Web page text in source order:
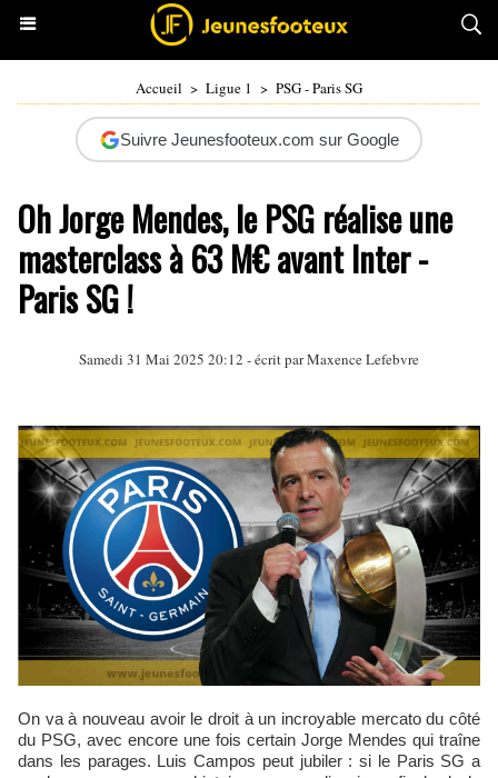
Accueil > Ligue 1 > PSG - Paris SG
Suivre Jeunesfooteux.com sur Google
Oh Jorge Mendes, le PSG réalise une
masterclass à 63 M€ avant Inter -
Paris SG !
Samedi 31 Mai 2025 20:12 - écrit par Maxence Lefebvre
On va à nouveau avoir le droit à un incroyable mercato du côté
du PSG, avec encore une fois certain Jorge Mendes qui traîne
dans les parages. Luis Campos peut jubiler : si le Paris SG a